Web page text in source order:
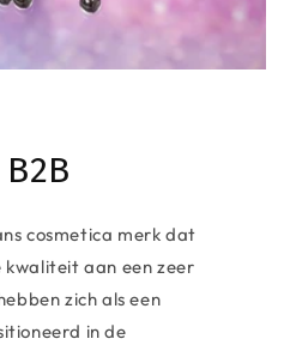
cosmetica merk dat
aan een zeer
zich als een
in de